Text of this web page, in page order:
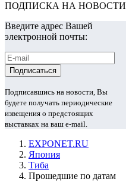
ПОДПИСКА НА НОВОСТИ
Введите адрес Вашей
электронной почты:
Подписавшись на новости, Вы
будете получать периодические
извещения о предстоящих
выставках на ваш e-mail.
EXPONET.RU
Япония
Тиба
Прошедшие по датам